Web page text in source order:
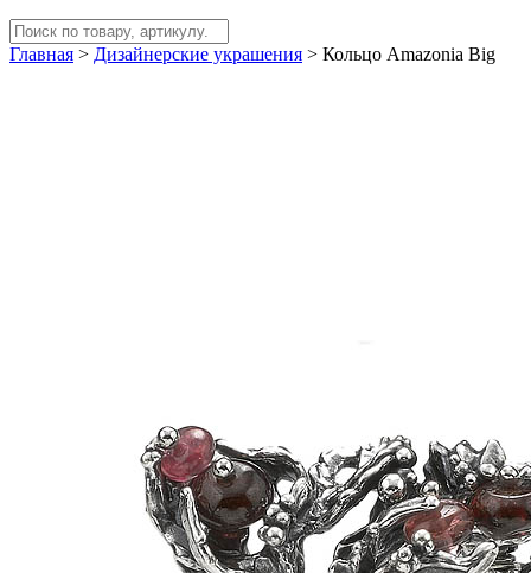
Главная > Дизайнерские украшения > Кольцо Amazonia Big